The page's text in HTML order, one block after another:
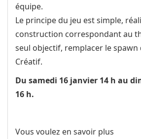
équipe.
Le principe du jeu est simple,
construction correspondant au
seul objectif, remplacer le spawn
Créatif.
Du samedi 16 janvier 14 h au
16 h.
Vous voulez en savoir plus